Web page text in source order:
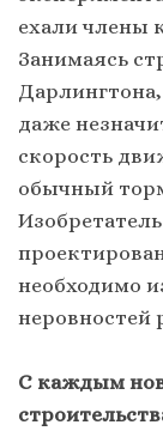
ехали члены
Занимаясь
даже
скорость
обычный
необходимо
неровностей
С каждым